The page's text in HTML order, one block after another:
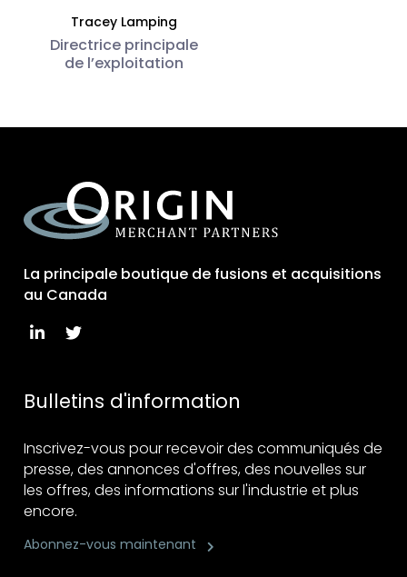
Tracey Lamping
Directrice principale
de l’exploitation
La principale boutique de fusions et acquisitions
au Canada
Bulletins d'information
Inscrivez-vous pour recevoir des communiqués de
presse, des annonces d'offres, des nouvelles sur
les offres, des informations sur l'industrie et plus
encore.
Abonnez-vous maintenant